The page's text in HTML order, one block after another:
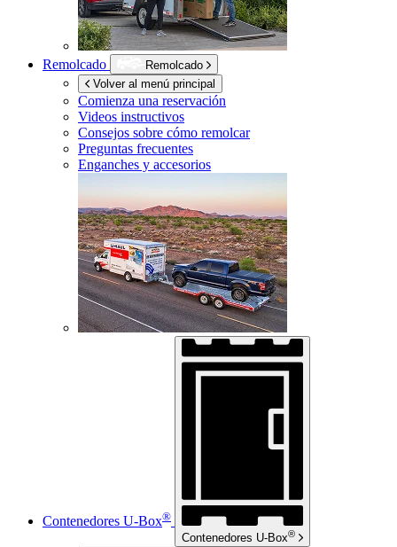
Remolcado
Remolcado
Volver al menú principal
Comienza una reservación
Videos instructivos
Consejos sobre cómo remolcar
Preguntas frecuentes
Enganches y accesorios
Contenedores U-Box®
Contenedores U-Box®